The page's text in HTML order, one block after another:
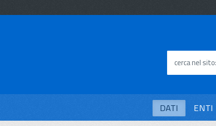
cerca nel sito
DATI ENTI